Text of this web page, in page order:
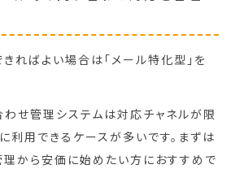
ればよい場合は「メール特化型」を
せ管理システムは対応チャネルが限
利用できるケースが多いです。まずは
から安価に始めたい方におすすめで